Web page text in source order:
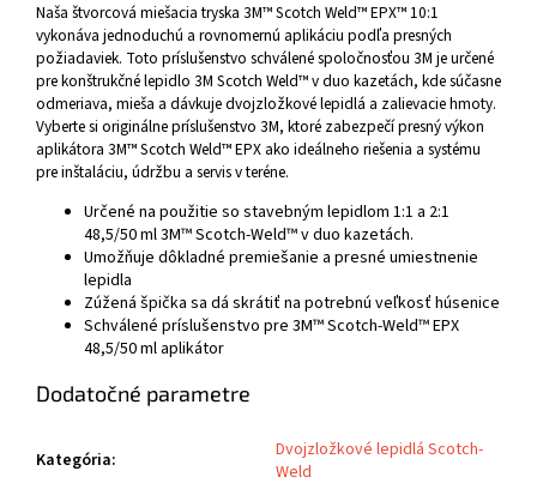
Naša štvorcová miešacia tryska 3M™ Scotch Weld™ EPX™ 10:1
vykonáva jednoduchú a rovnomernú aplikáciu podľa presných
požiadaviek. Toto príslušenstvo schválené spoločnosťou 3M je určené
pre konštrukčné lepidlo 3M Scotch Weld™ v duo kazetách, kde súčasne
odmeriava, mieša a dávkuje dvojzložkové lepidlá a zalievacie hmoty.
Vyberte si originálne príslušenstvo 3M, ktoré zabezpečí presný výkon
aplikátora 3M™ Scotch Weld™ EPX ako ideálneho riešenia a systému
pre inštaláciu, údržbu a servis v teréne.
Určené na použitie so stavebným lepidlom 1:1 a 2:1
48,5/50 ml 3M™ Scotch-Weld™ v duo kazetách.
Umožňuje dôkladné premiešanie a presné umiestnenie
lepidla
Zúžená špička sa dá skrátiť na potrebnú veľkosť húsenice
Schválené príslušenstvo pre 3M™ Scotch-Weld™ EPX
48,5/50 ml aplikátor
Dodatočné parametre
Kategória:
Dvojzložkové lepidlá Scotch-
Weld